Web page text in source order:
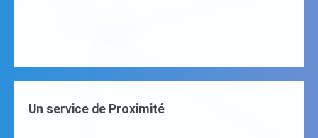
Un service de Proximité